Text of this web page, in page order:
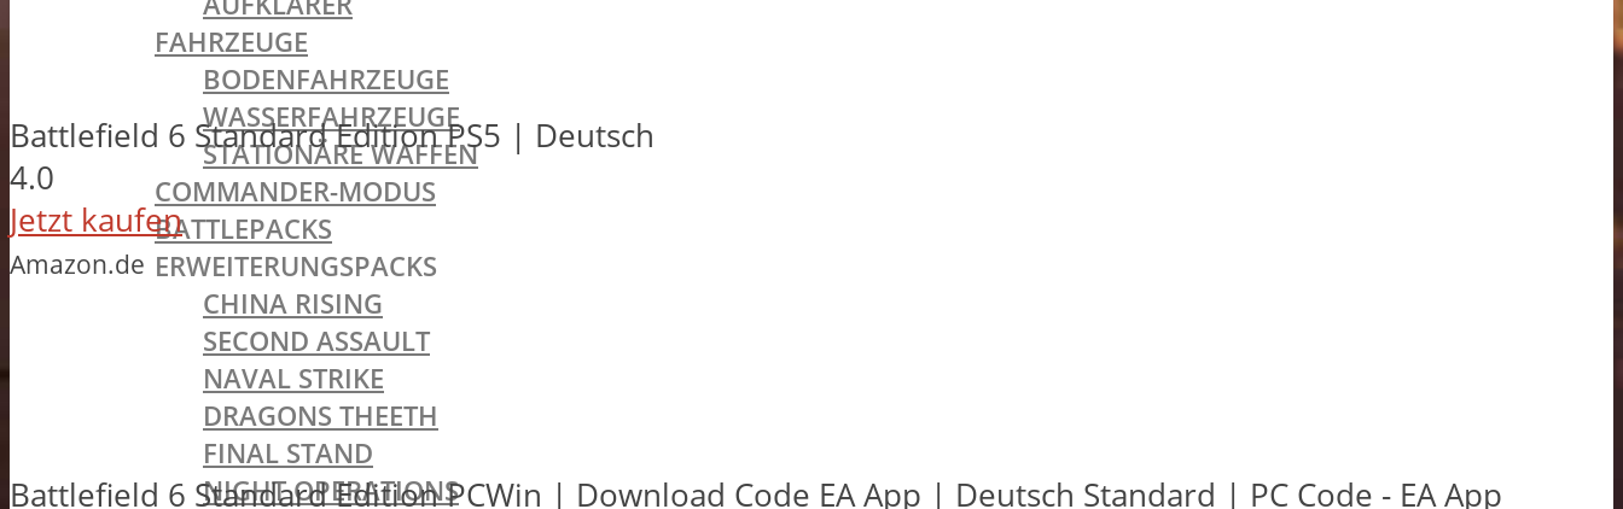
FAHRZEUGE
BODENFAHRZEUGE
WASSERFAHRZEUGE
STATIONÄRE WAFFEN
COMMANDER-MODUS
BATTLEPACKS
ERWEITERUNGSPACKS
CHINA RISING
SECOND ASSAULT
NAVAL STRIKE
DRAGONS THEETH
FINAL STAND
NIGHT OPERATIONS
Battlefield 6 Standard Edition PS5 | Deutsch
4.0
Jetzt kaufen
Amazon.de
Battlefield 6 Standard Edition PCWin | Download Code EA App | Deutsch Standard | PC Code - EA App